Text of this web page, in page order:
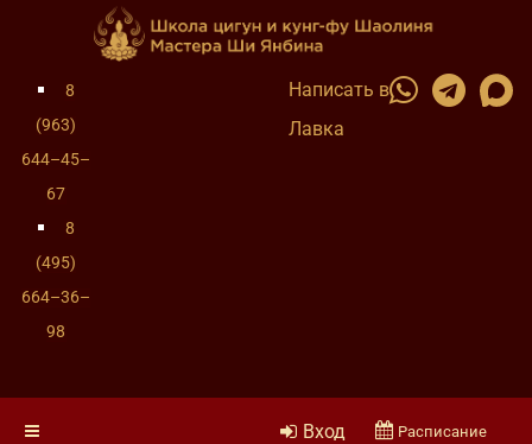
8
(963)
644–45–
67
8
(495)
664–36–
98
Написать в
Лавка
Вход Расписание